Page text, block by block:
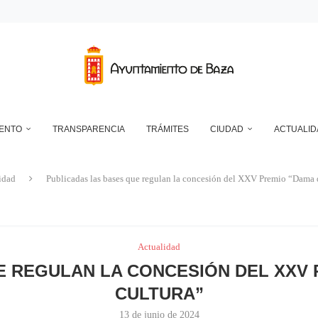
ELÉCTRICO EN EL RECINTO FERIAL
TRANSPARENCIA TRÁMITES CIUDAD
Publicadas las bases que regulan la concesión del XXV Premio “Dama
Actualidad
LA CONCESIÓN DEL XXV
CULTURA”
13 de junio de 2024